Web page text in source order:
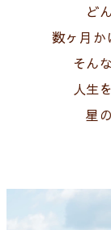
ど
数ヶ月か
そん
人生
星